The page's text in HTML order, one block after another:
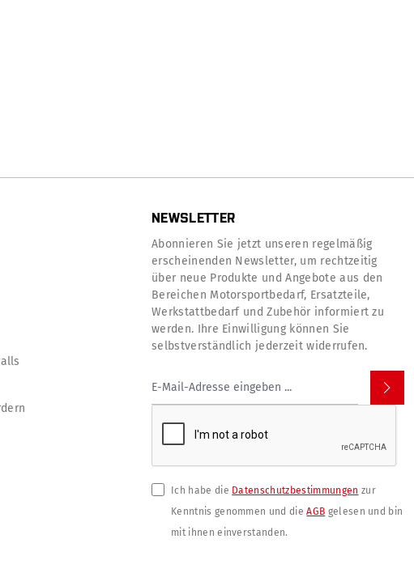
NEWSLETTER
Abonnieren Sie jetzt unseren regelmäßig
erscheinenden Newsletter, um rechtzeitig
über neue Produkte und Angebote aus den
Bereichen Motorsportbedarf, Ersatzteile,
Werkstattbedarf und Zubehör informiert zu
werden. Ihre Einwilligung können Sie
selbstverständlich jederzeit widerrufen.
Ich habe die Datenschutzbestimmungen zur
Kenntnis genommen und dieAGB gelesen und bin
mit ihnen einverstanden.